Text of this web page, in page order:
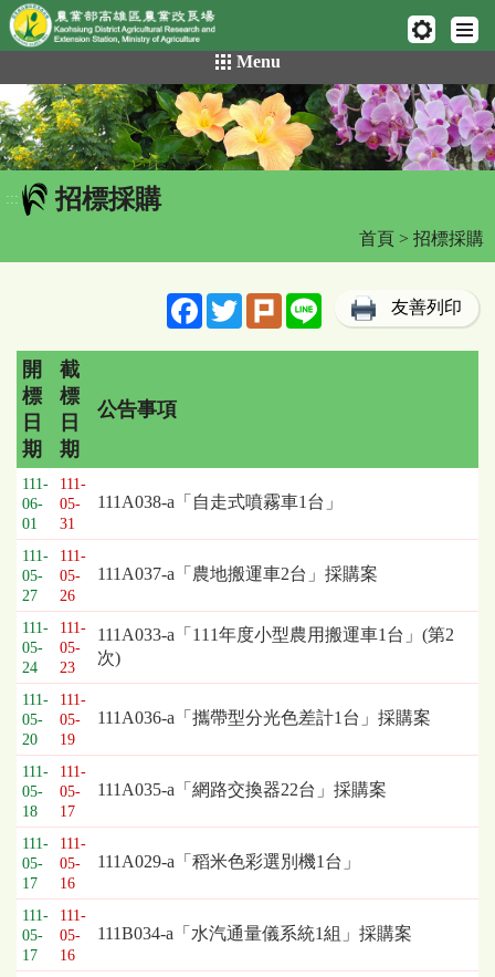
網頁置頂
到
主
要
內
容
區
Menu
::: 招標採購
首頁 > 招標採購
FacebookTwitterPlurk Line 友善列印
招
標
採
購
列
表，
欄
位
依
序
為：
開
標
日
期、
截
標
日
期、
公
告
事
開
標
日
期
截
標
日
期
公告事項
111-
06-
01
111-
05-
31
111A038-a「自走式噴霧車1台」
111-
05-
27
111-
05-
26
111A037-a「農地搬運車2台」採購案
111-
05-
24
111-
05-
23
111A033-a「111年度小型農用搬運車1台」(第2
次)
111-
05-
20
111-
05-
19
111A036-a「攜帶型分光色差計1台」採購案
111-
05-
18
111-
05-
17
111A035-a「網路交換器22台」採購案
111-
05-
17
111-
05-
16
111A029-a「稻米色彩選別機1台」
111-
05-
17
111-
05-
16
111B034-a「水汽通量儀系統1組」採購案